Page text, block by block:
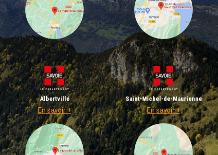
Albertville
En savoir +
Saint-Michel-de-Maurienne
En savoir +